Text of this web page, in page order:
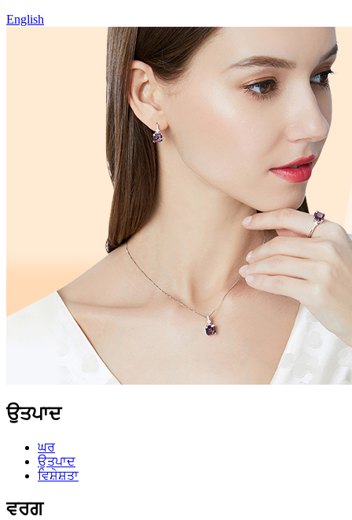
English
ਉਤਪਾਦ
ਘਰ
ਉਤਪਾਦ
ਵਿਸ਼ੇਸ਼ਤਾ
ਵਰਗ